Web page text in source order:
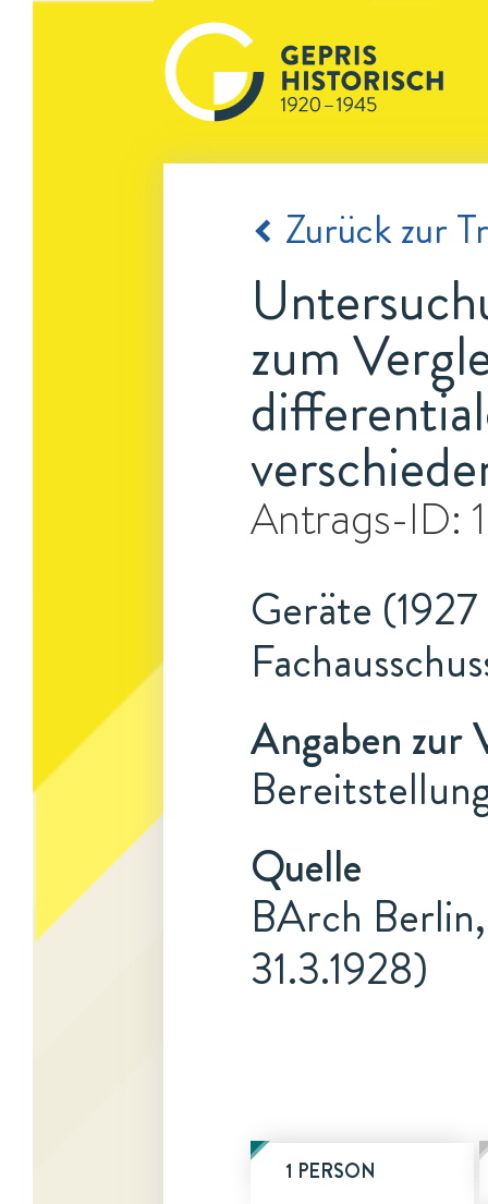
Zurück zur
zum
Antrags-ID:
Geräte
Angaben zur
Quelle
BArch
31.3.1928)
1 PERSON